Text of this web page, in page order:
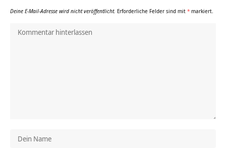
Deine E-Mail-Adresse wird nicht veröffentlicht. Erforderliche Felder sind mit * markiert.